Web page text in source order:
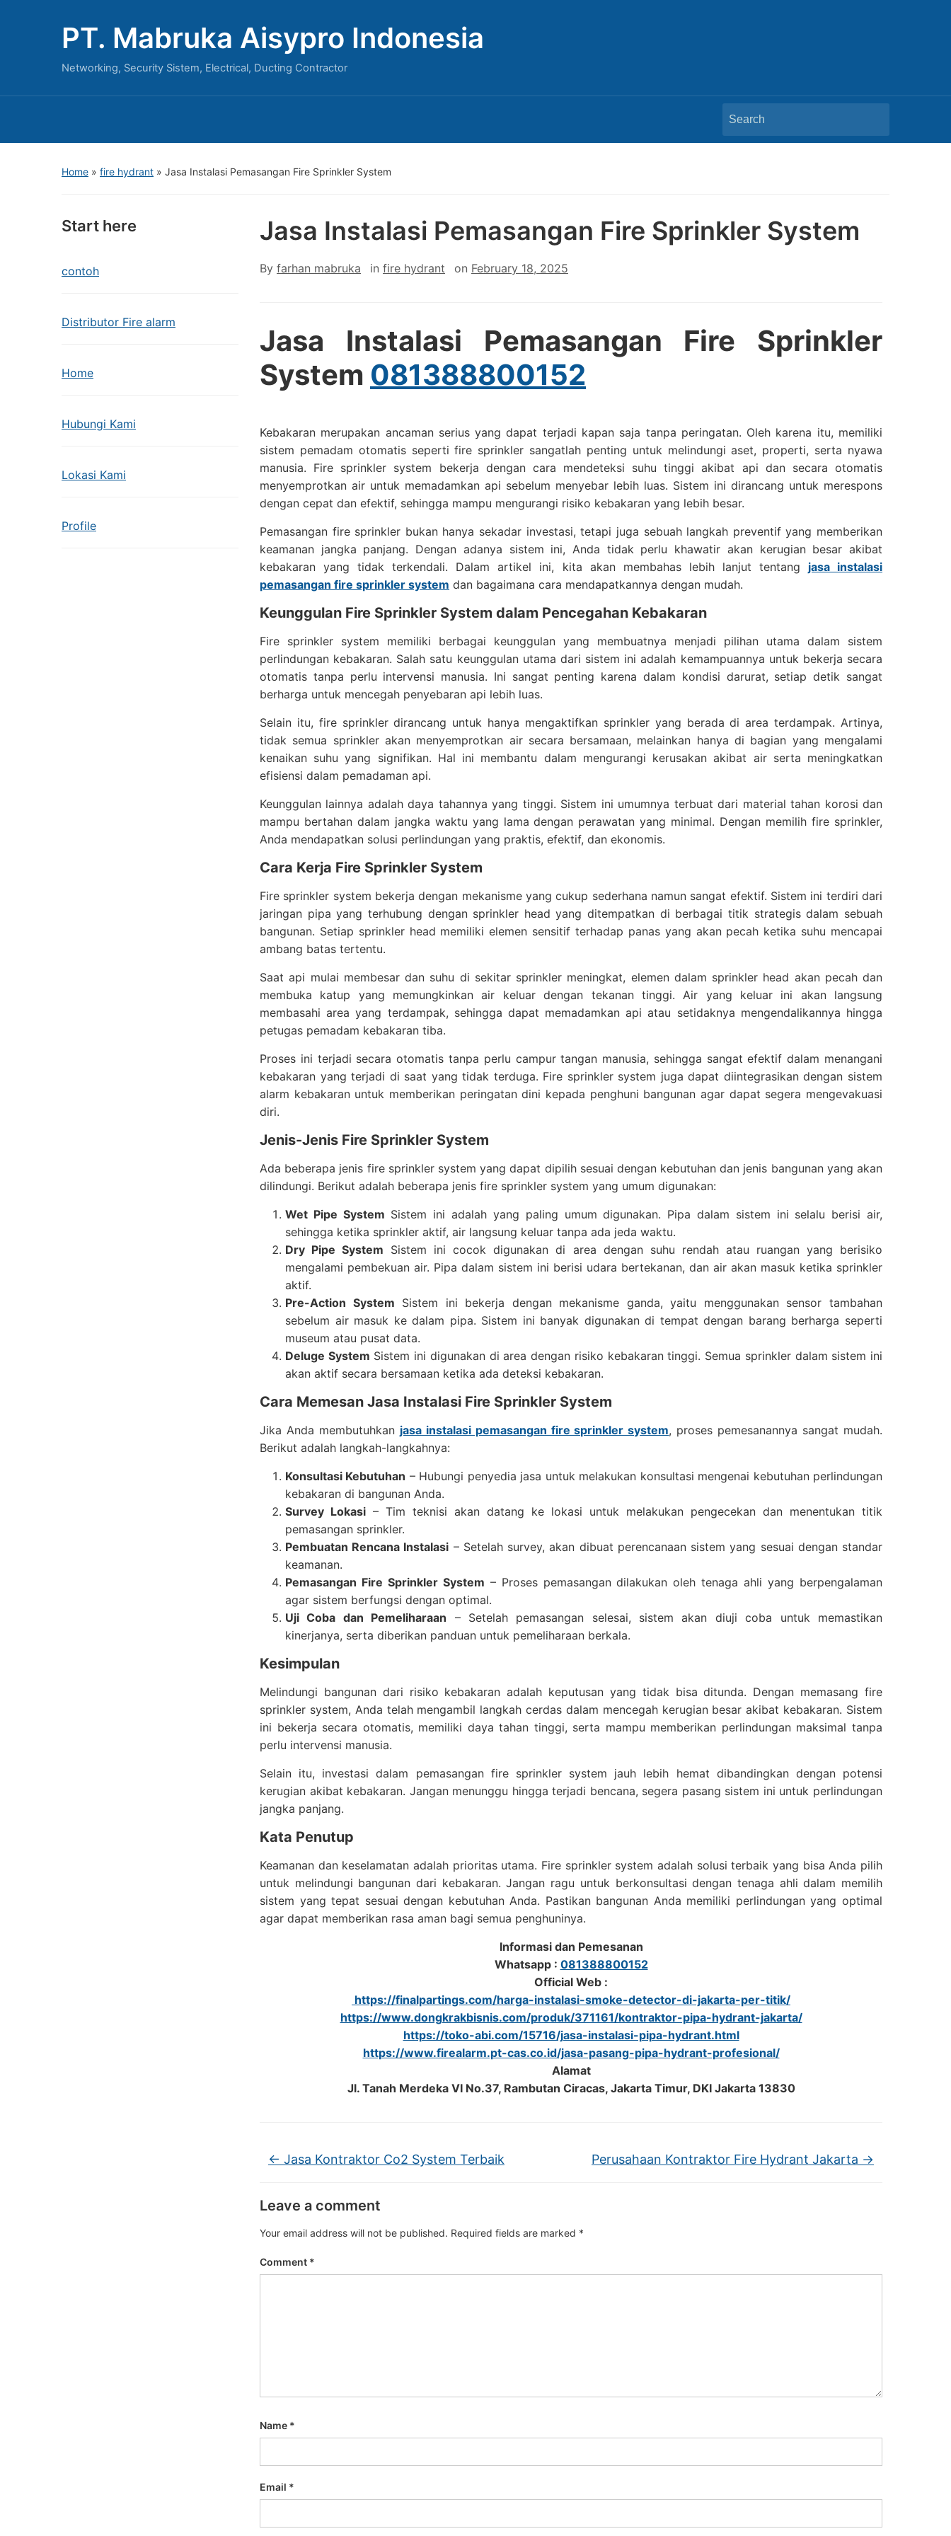
PT. Mabruka Aisypro Indonesia
Networking, Security Sistem, Electrical, Ducting Contractor
Search
for:
Home » fire hydrant » Jasa Instalasi Pemasangan Fire Sprinkler System
Start here
contoh
Distributor Fire alarm
Home
Hubungi Kami
Lokasi Kami
Profile
Jasa Instalasi Pemasangan Fire Sprinkler System
By farhan mabruka in fire hydrant on February 18, 2025
Jasa Instalasi Pemasangan Fire Sprinkler
System 081388800152
Kebakaran merupakan ancaman serius yang dapat terjadi kapan saja tanpa peringatan. Oleh karena itu, memiliki
sistem pemadam otomatis seperti fire sprinkler sangatlah penting untuk melindungi aset, properti, serta nyawa
manusia. Fire sprinkler system bekerja dengan cara mendeteksi suhu tinggi akibat api dan secara otomatis
menyemprotkan air untuk memadamkan api sebelum menyebar lebih luas. Sistem ini dirancang untuk merespons
dengan cepat dan efektif, sehingga mampu mengurangi risiko kebakaran yang lebih besar.
Pemasangan fire sprinkler bukan hanya sekadar investasi, tetapi juga sebuah langkah preventif yang memberikan
keamanan jangka panjang. Dengan adanya sistem ini, Anda tidak perlu khawatir akan kerugian besar akibat
kebakaran yang tidak terkendali. Dalam artikel ini, kita akan membahas lebih lanjut tentang jasa instalasi
pemasangan fire sprinkler system dan bagaimana cara mendapatkannya dengan mudah.
Keunggulan Fire Sprinkler System dalam Pencegahan Kebakaran
Fire sprinkler system memiliki berbagai keunggulan yang membuatnya menjadi pilihan utama dalam sistem
perlindungan kebakaran. Salah satu keunggulan utama dari sistem ini adalah kemampuannya untuk bekerja secara
otomatis tanpa perlu intervensi manusia. Ini sangat penting karena dalam kondisi darurat, setiap detik sangat
berharga untuk mencegah penyebaran api lebih luas.
Selain itu, fire sprinkler dirancang untuk hanya mengaktifkan sprinkler yang berada di area terdampak. Artinya,
tidak semua sprinkler akan menyemprotkan air secara bersamaan, melainkan hanya di bagian yang mengalami
kenaikan suhu yang signifikan. Hal ini membantu dalam mengurangi kerusakan akibat air serta meningkatkan
efisiensi dalam pemadaman api.
Keunggulan lainnya adalah daya tahannya yang tinggi. Sistem ini umumnya terbuat dari material tahan korosi dan
mampu bertahan dalam jangka waktu yang lama dengan perawatan yang minimal. Dengan memilih fire sprinkler,
Anda mendapatkan solusi perlindungan yang praktis, efektif, dan ekonomis.
Cara Kerja Fire Sprinkler System
Fire sprinkler system bekerja dengan mekanisme yang cukup sederhana namun sangat efektif. Sistem ini terdiri dari
jaringan pipa yang terhubung dengan sprinkler head yang ditempatkan di berbagai titik strategis dalam sebuah
bangunan. Setiap sprinkler head memiliki elemen sensitif terhadap panas yang akan pecah ketika suhu mencapai
ambang batas tertentu.
Saat api mulai membesar dan suhu di sekitar sprinkler meningkat, elemen dalam sprinkler head akan pecah dan
membuka katup yang memungkinkan air keluar dengan tekanan tinggi. Air yang keluar ini akan langsung
membasahi area yang terdampak, sehingga dapat memadamkan api atau setidaknya mengendalikannya hingga
petugas pemadam kebakaran tiba.
Proses ini terjadi secara otomatis tanpa perlu campur tangan manusia, sehingga sangat efektif dalam menangani
kebakaran yang terjadi di saat yang tidak terduga. Fire sprinkler system juga dapat diintegrasikan dengan sistem
alarm kebakaran untuk memberikan peringatan dini kepada penghuni bangunan agar dapat segera mengevakuasi
diri.
Jenis-Jenis Fire Sprinkler System
Ada beberapa jenis fire sprinkler system yang dapat dipilih sesuai dengan kebutuhan dan jenis bangunan yang akan
dilindungi. Berikut adalah beberapa jenis fire sprinkler system yang umum digunakan:
Wet Pipe System Sistem ini adalah yang paling umum digunakan. Pipa dalam sistem ini selalu berisi air,
sehingga ketika sprinkler aktif, air langsung keluar tanpa ada jeda waktu.
Dry Pipe System Sistem ini cocok digunakan di area dengan suhu rendah atau ruangan yang berisiko
mengalami pembekuan air. Pipa dalam sistem ini berisi udara bertekanan, dan air akan masuk ketika sprinkler
aktif.
Pre-Action System Sistem ini bekerja dengan mekanisme ganda, yaitu menggunakan sensor tambahan
sebelum air masuk ke dalam pipa. Sistem ini banyak digunakan di tempat dengan barang berharga seperti
museum atau pusat data.
Deluge System Sistem ini digunakan di area dengan risiko kebakaran tinggi. Semua sprinkler dalam sistem ini
akan aktif secara bersamaan ketika ada deteksi kebakaran.
Cara Memesan Jasa Instalasi Fire Sprinkler System
Jika Anda membutuhkan jasa instalasi pemasangan fire sprinkler system, proses pemesanannya sangat mudah.
Berikut adalah langkah-langkahnya:
Konsultasi Kebutuhan – Hubungi penyedia jasa untuk melakukan konsultasi mengenai kebutuhan perlindungan
kebakaran di bangunan Anda.
Survey Lokasi – Tim teknisi akan datang ke lokasi untuk melakukan pengecekan dan menentukan titik
pemasangan sprinkler.
Pembuatan Rencana Instalasi – Setelah survey, akan dibuat perencanaan sistem yang sesuai dengan standar
keamanan.
Pemasangan Fire Sprinkler System – Proses pemasangan dilakukan oleh tenaga ahli yang berpengalaman
agar sistem berfungsi dengan optimal.
Uji Coba dan Pemeliharaan – Setelah pemasangan selesai, sistem akan diuji coba untuk memastikan
kinerjanya, serta diberikan panduan untuk pemeliharaan berkala.
Kesimpulan
Melindungi bangunan dari risiko kebakaran adalah keputusan yang tidak bisa ditunda. Dengan memasang fire
sprinkler system, Anda telah mengambil langkah cerdas dalam mencegah kerugian besar akibat kebakaran. Sistem
ini bekerja secara otomatis, memiliki daya tahan tinggi, serta mampu memberikan perlindungan maksimal tanpa
perlu intervensi manusia.
Selain itu, investasi dalam pemasangan fire sprinkler system jauh lebih hemat dibandingkan dengan potensi
kerugian akibat kebakaran. Jangan menunggu hingga terjadi bencana, segera pasang sistem ini untuk perlindungan
jangka panjang.
Kata Penutup
Keamanan dan keselamatan adalah prioritas utama. Fire sprinkler system adalah solusi terbaik yang bisa Anda pilih
untuk melindungi bangunan dari kebakaran. Jangan ragu untuk berkonsultasi dengan tenaga ahli dalam memilih
sistem yang tepat sesuai dengan kebutuhan Anda. Pastikan bangunan Anda memiliki perlindungan yang optimal
agar dapat memberikan rasa aman bagi semua penghuninya.
Informasi dan Pemesanan
Whatsapp : 081388800152
Official Web :
https://finalpartings.com/harga-instalasi-smoke-detector-di-jakarta-per-titik/
https://www.dongkrakbisnis.com/produk/371161/kontraktor-pipa-hydrant-jakarta/
https://toko-abi.com/15716/jasa-instalasi-pipa-hydrant.html
https://www.firealarm.pt-cas.co.id/jasa-pasang-pipa-hydrant-profesional/
Alamat
Jl. Tanah Merdeka VI No.37, Rambutan Ciracas, Jakarta Timur, DKI Jakarta 13830
← Jasa Kontraktor Co2 System Terbaik Perusahaan Kontraktor Fire Hydrant Jakarta →
Leave a comment
Your email address will not be published. Required fields are marked *
Comment *
Name *
Email *